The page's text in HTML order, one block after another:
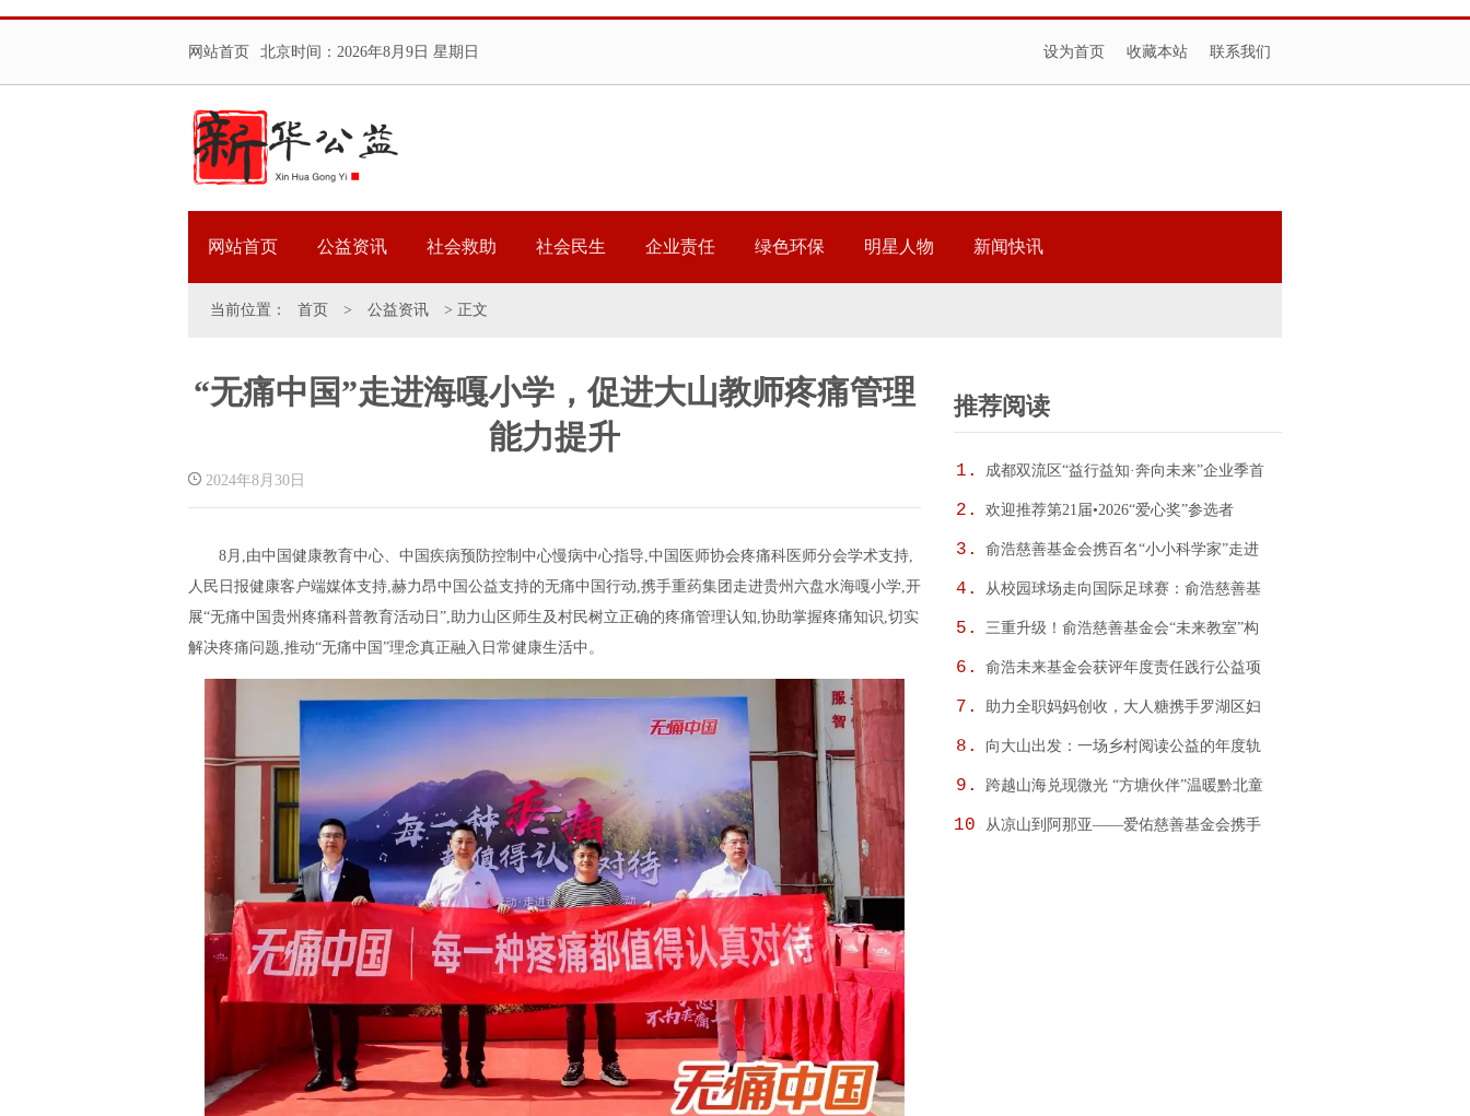
网站首页 北京时间： 2026年8月9日 星期日 设为首页 收藏本站 联系我们
网站首页 公益资讯 社会救助 社会民生 企业责任 绿色环保 明星人物 新闻快讯
当前位置： 首页 > 公益资讯 > 正文
“无痛中国”走进海嘎小学，促进大山教师疼痛管理
能力提升
2024年8月30日
8月,由中国健康教育中心、中国疾病预防控制中心慢病中心指导,中国医师协会疼痛科医师分会学术支持,
人民日报健康客户端媒体支持,赫力昂中国公益支持的无痛中国行动,携手重药集团走进贵州六盘水海嘎小学,开
展“无痛中国贵州疼痛科普教育活动日”,助力山区师生及村民树立正确的疼痛管理认知,协助掌握疼痛知识,切实
解决疼痛问题,推动“无痛中国”理念真正融入日常健康生活中。
推荐阅读
1.
成都双流区“益行益知·奔向未来”企业季首
站落地天味食品
2. 欢迎推荐第21届•2026“爱心奖”参选者
3.
俞浩慈善基金会携百名“小小科学家”走进
AWE 探访追觅
4.
从校园球场走向国际足球赛：俞浩慈善基
金会以足球为
5.
三重升级！俞浩慈善基金会“未来教室”构
建创新人才培
6.
俞浩未来基金会获评年度责任践行公益项
目，以科技公
7.
助力全职妈妈创收，大人糖携手罗湖区妇
联，打造乐园
8.
向大山出发：一场乡村阅读公益的年度轨
迹
9.
跨越山海兑现微光 “方塘伙伴”温暖黔北童
心
10.从凉山到阿那亚——爱佑慈善基金会携手